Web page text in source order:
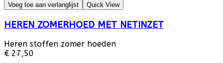
Voeg toe aan verlanglijst Quick View
HEREN ZOMERHOED MET NETINZET
Heren stoffen zomer hoeden
€ 27,50